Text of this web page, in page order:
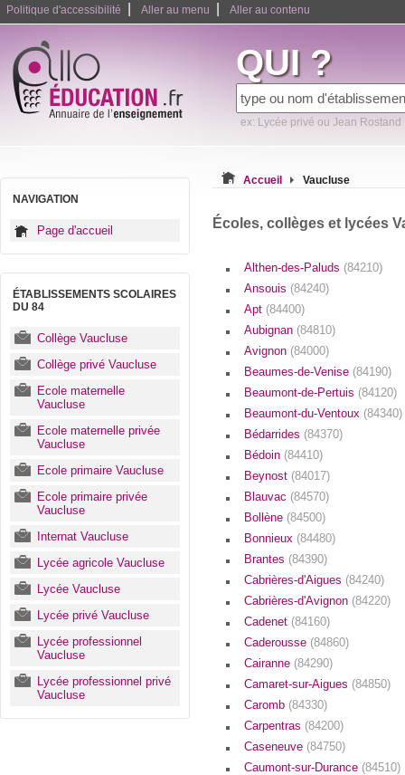
Politique d'accessibilité Aller au menu Aller au contenu
QUI ?
ex: Lycée privé ou Jean Rostand
NAVIGATION
Page d'accueil
ÉTABLISSEMENTS SCOLAIRES
DU 84
Collège Vaucluse
Collège privé Vaucluse
Ecole maternelle
Vaucluse
Ecole maternelle privée
Vaucluse
Ecole primaire Vaucluse
Ecole primaire privée
Vaucluse
Internat Vaucluse
Lycée agricole Vaucluse
Lycée Vaucluse
Lycée privé Vaucluse
Lycée professionnel
Vaucluse
Lycée professionnel privé
Vaucluse
Accueil Vaucluse
Écoles, collèges et lycées
Althen-des-Paluds (84210)
Ansouis (84240)
Apt (84400)
Aubignan (84810)
Avignon (84000)
Beaumes-de-Venise (84190)
Beaumont-de-Pertuis (84120)
Beaumont-du-Ventoux (84340)
Bédarrides (84370)
Bédoin (84410)
Beynost (84017)
Blauvac (84570)
Bollène (84500)
Bonnieux (84480)
Brantes (84390)
Cabrières-d'Aigues (84240)
Cabrières-d'Avignon (84220)
Cadenet (84160)
Caderousse (84860)
Cairanne (84290)
Camaret-sur-Aigues (84850)
Caromb (84330)
Carpentras (84200)
Caseneuve (84750)
Caumont-sur-Durance (84510)